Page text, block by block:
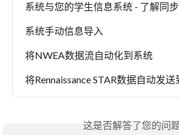
系统与您的学生信息系统 - 了解同步
系统手动信息导入
将NWEA数据流自动化到系统
将Rennaissance STAR数据自动发
这是否解答了您的问题